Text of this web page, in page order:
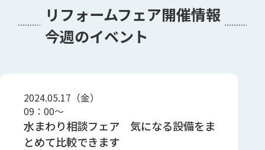
リフォームフェア開催情報
今週のイベント
2024.05.17（金）
09：00～
水まわり相談フェア 気になる設備をま
とめて比較できます